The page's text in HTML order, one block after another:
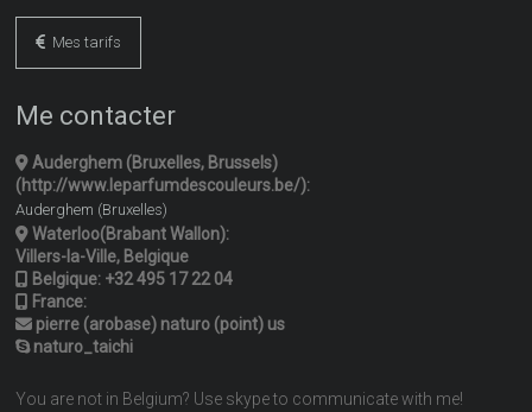
Mes tarifs
Me contacter
Auderghem (Bruxelles, Brussels)
(http://www.leparfumdescouleurs.be/):
Auderghem (Bruxelles)
Waterloo(Brabant Wallon):
Villers-la-Ville, Belgique
Belgique: +32 495 17 22 04
France:
pierre (arobase) naturo (point) us
naturo_taichi
You are not in Belgium? Use skype to communicate with me!